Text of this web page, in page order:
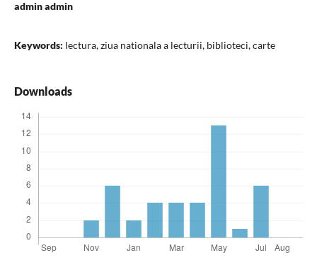
admin admin
Keywords: lectura, ziua nationala a lecturii, biblioteci, carte
Downloads